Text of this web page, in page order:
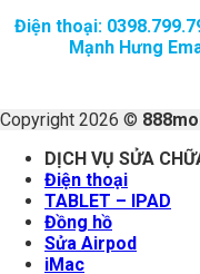
Điện thoại:
Mạnh Hưng
Copyright 2026 ©
DỊCH VỤ SỬA
Điện thoại
TABLET – IPAD
Đồng hồ
Sửa Airpod
iMac